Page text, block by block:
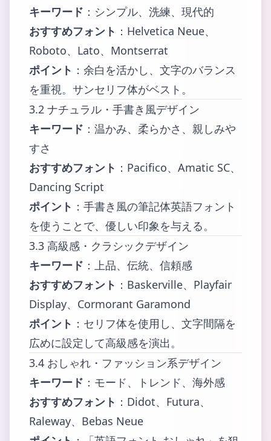
キーワード ：シンプル、洗練、現代的
おすすめフォント ：Helvetica Neue、
Roboto、Lato、Montserrat
ポイント ：余白を活かし、文字のバランス
を重視。サンセリフ体がベスト。
3.2 ナチュラル・手書き風デザイン
キーワード ：温かみ、柔らかさ、親しみや
すさ
おすすめフォント ：Pacifico、Amatic SC、
Dancing Script
ポイント ：手書き風の筆記体英語フォント
を使うことで、優しい印象を与える。
3.3 高級感・クラシックデザイン
キーワード ：上品、伝統、信頼感
おすすめフォント ：Baskerville、Playfair
Display、Cormorant Garamond
ポイント ：セリフ体を使用し、文字間隔を
広めに設定して高級感を演出。
3.4 おしゃれ・ファッション系デザイン
キーワード ：モード、トレンド、海外感
おすすめフォント ：Didot、Futura、
Raleway、Bebas Neue